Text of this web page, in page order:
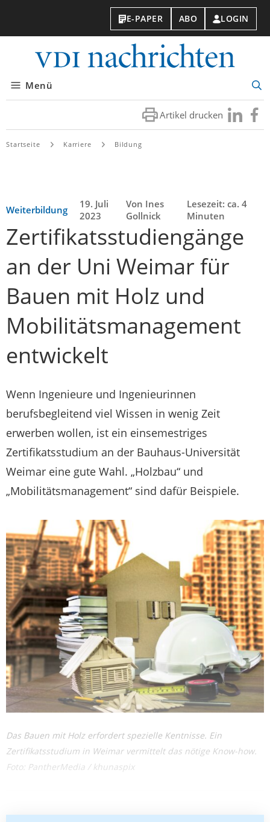
E-PAPER ABO LOGIN
Menü
Artikel drucken Besuchen
Sie
Sie
Startseite Karriere Bildung
Weiterbildung
19. Juli
2023
Von Ines
Gollnick
Lesezeit: ca. 4
Minuten
Zertifikatsstudiengänge
an der Uni Weimar für
Bauen mit Holz und
Mobilitätsmanagement
entwickelt
Wenn Ingenieure und Ingenieurinnen
berufsbegleitend viel Wissen in wenig Zeit
erwerben wollen, ist ein einsemestriges
Zertifikatsstudium an der Bauhaus-Universität
Weimar eine gute Wahl. „Holzbau“ und
„Mobilitätsmanagement“ sind dafür Beispiele.
Das Bauen mit Holz erfordert spezielle Kentnisse. Ein
Zertifikatsstudium in Weimar vermittelt das nötige Know-how.
Foto: PantherMedia / khunaspix